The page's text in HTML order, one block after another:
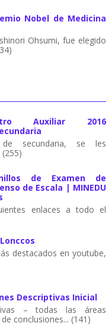
Nobel de Medicina
Ohsumi, fue elegido
Auxiliar 2016
secundaria, se les
de Examen de
de Escala | MINEDU
enlaces a todo el
destacados en youtube,
Descriptivas Inicial
– todas las áreas
conclusiones... (141)